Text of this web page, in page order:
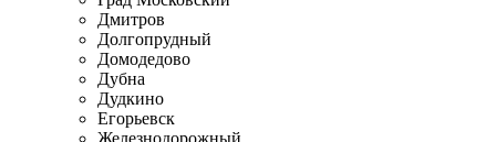
Дмитров
Долгопрудный
Домодедово
Дубна
Дудкино
Егорьевск
Железнодорожный